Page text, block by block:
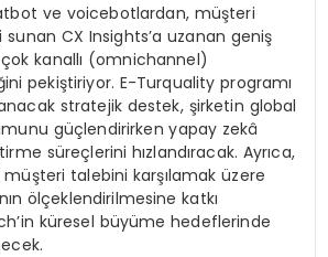
ve voicebotlardan, müşteri
CX Insights’a uzanan geniş
kanallı (omnichannel)
pekiştiriyor. E-Turquality programı
stratejik destek, şirketin global
güçlendirirken yapay zekâ
süreçlerini hızlandıracak. Ayrıca,
talebini karşılamak üzere
ölçeklendirilmesine katkı
küresel büyüme hedeflerinde